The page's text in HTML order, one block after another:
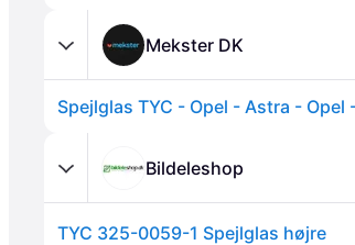
Mekster DK
Spejlglas TYC - Opel - Astra - Opel -
Bildeleshop
TYC 325-0059-1 Spejlglas højre